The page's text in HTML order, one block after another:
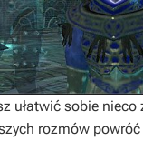
ułatwić sobie
rozmów